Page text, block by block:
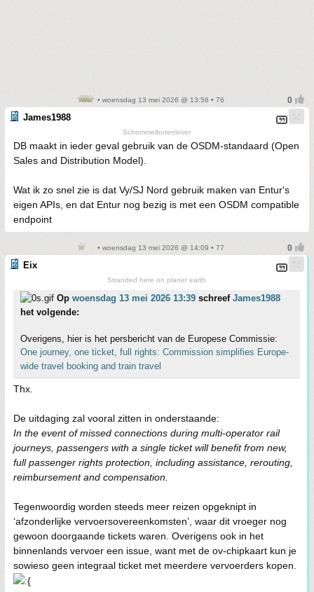
• woensdag 13 mei 2026 @ 13:56 • 76
James1988
Schommelbotenlover
DB maakt in ieder geval gebruik van de OSDM-standaard (Open
Sales and Distribution Model).
Wat ik zo snel zie is dat Vy/SJ Nord gebruik maken van Entur's
eigen APIs, en dat Entur nog bezig is met een OSDM compatible
endpoint
• woensdag 13 mei 2026 @ 14:09 • 77
Eix
Stranded here on planet earth
Op woensdag 13 mei 2026 13:39 schreef James1988
het volgende:
Overigens, hier is het persbericht van de Europese Commissie:
One journey, one ticket, full rights: Commission simplifies Europe-
wide travel booking and train travel
Thx.
De uitdaging zal vooral zitten in onderstaande:
In the event of missed connections during multi-operator rail
journeys, passengers with a single ticket will benefit from new,
full passenger rights protection, including assistance, rerouting,
reimbursement and compensation.
Tegenwoordig worden steeds meer reizen opgeknipt in
‘afzonderlijke vervoersovereenkomsten’, waar dit vroeger nog
gewoon doorgaande tickets waren. Overigens ook in het
binnenlands vervoer een issue, want met de ov-chipkaart kun je
sowieso geen integraal ticket met meerdere vervoerders kopen.